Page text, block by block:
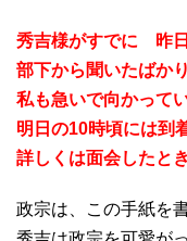
秀吉様がすでに 昨
部下から聞いたばか
私も急いで向かって
明日の10時頃には到
詳しくは面会したと
政宗は、この手紙を